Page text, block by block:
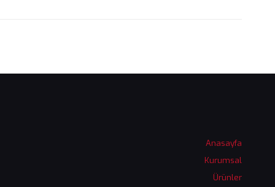
Anasayfa
Kurumsal
Ürünler